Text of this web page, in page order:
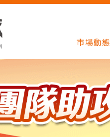
市場動態